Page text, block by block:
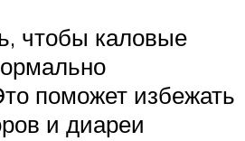
чтобы каловые
поможет избежать
и диареи